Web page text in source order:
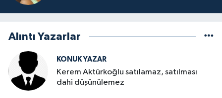
Alıntı Yazarlar
KONUK YAZAR
Kerem Aktürkoğlu satılamaz, satılması
dahi düşünülemez